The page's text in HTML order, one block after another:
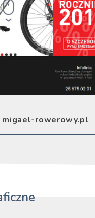
rowerowy.pl